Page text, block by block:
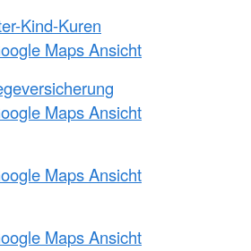
Kind-Kuren
Maps Ansicht
Maps Ansicht
Maps Ansicht
Maps Ansicht